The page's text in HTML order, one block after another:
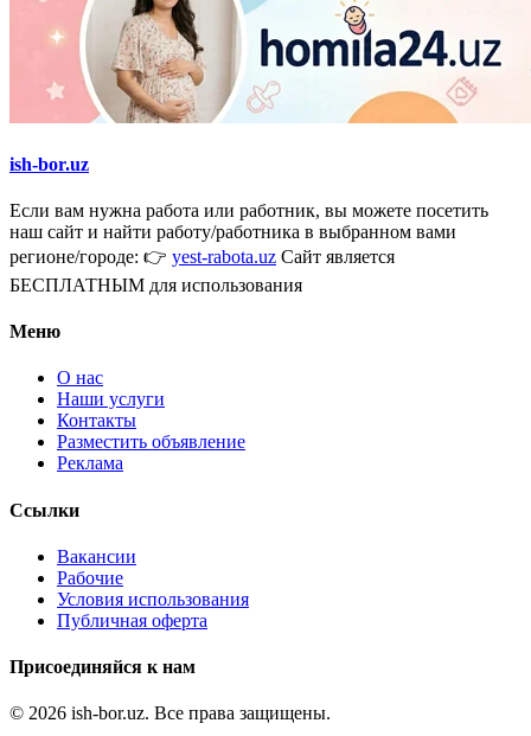
ish-bor.uz
Если вам нужна работа или работник, вы можете посетить
наш сайт и найти работу/работника в выбранном вами
регионе/городе: 👉 yest-rabota.uz Сайт является
БЕСПЛАТНЫМ для использования
Меню
О нас
Наши услуги
Контакты
Разместить объявление
Реклама
Ссылки
Вакансии
Рабочие
Условия использования
Публичная оферта
Присоединяйся к нам
© 2026 ish-bor.uz. Все права защищены.